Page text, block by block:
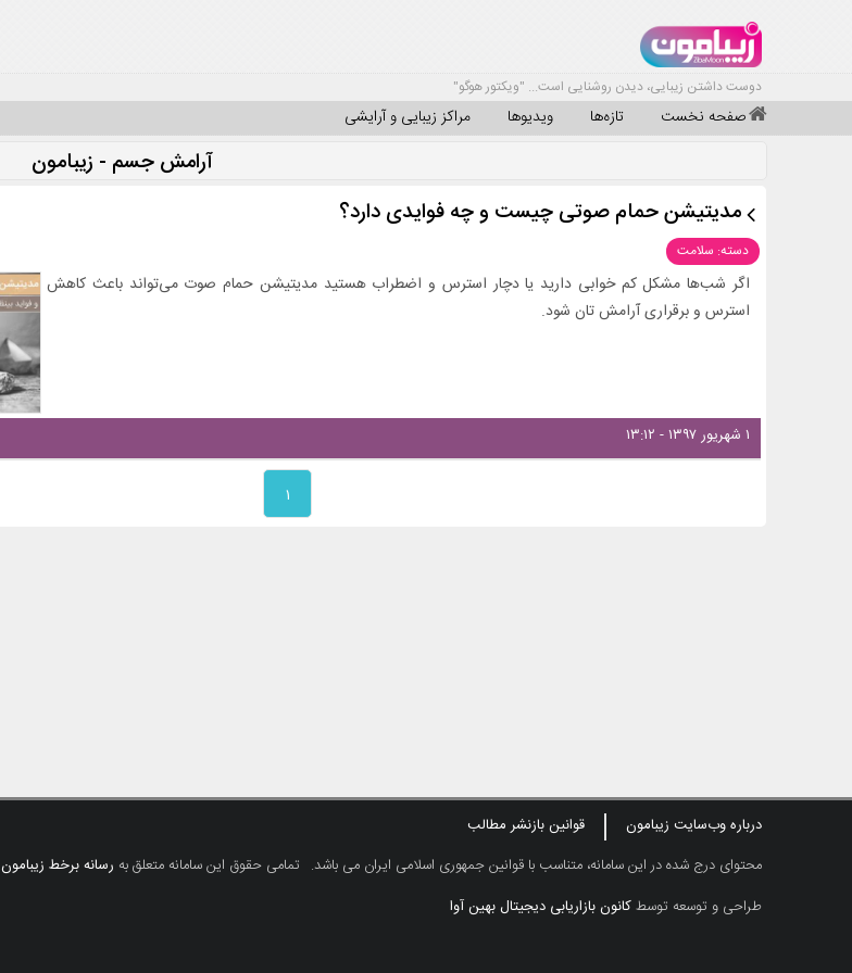
دوست داشتن زیبایی، دیدن روشنایی است... "ویکتور هوگو"
صفحه نخست تازه‌ها ویدیوها مراکز زیبایی و آرایشی
آرامش جسم - زیبامون
مدیتیشن حمام صوتی چیست و چه فوایدی دارد؟
دسته: سلامت
اگر شب‌ها مشکل کم خوابی دارید یا دچار استرس و اضطراب هستید مدیتیشن حمام صوت می‌تواند باعث کاهش
استرس و برقراری آرامش تان شود.
۱ شهریور ۱۳۹۷ - ۱۳:۱۲
۱
درباره وب‌سایت زیبامون
قوانین بازنشر مطالب
محتوای درج شده در این سامانه، متناسب با قوانین جمهوری اسلامی ایران می باشد. تمامی حقوق این سامانه متعلق به رسانه برخط زیبامون
طراحی و توسعه توسطکانون بازاریابی دیجیتال بهین آوا